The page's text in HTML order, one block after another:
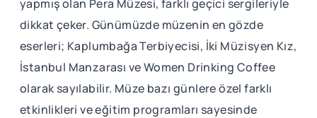
yapmış olan Pera Müzesi, farklı geçici sergileriyle
dikkat çeker. Günümüzde müzenin en gözde
eserleri; Kaplumbağa Terbiyecisi, İki Müzisyen Kız,
İstanbul Manzarası ve Women Drinking Coffee
olarak sayılabilir. Müze bazı günlere özel farklı
etkinlikleri ve eğitim programları sayesinde